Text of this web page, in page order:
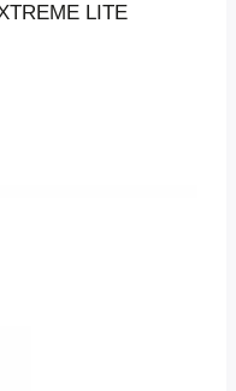
LITE